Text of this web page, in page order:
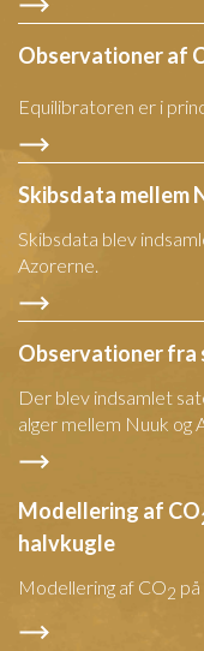
Observationer af
Equilibratoren er i
Skibsdata mellem
Skibsdata blev
Azorerne.
Observationer fra
Der blev indsamlet
alger mellem Nuuk og
Modellering af CO
halvkugle
Modellering af CO2